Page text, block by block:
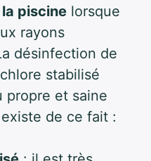
piscine lorsque
rayons
désinfection de
stabilisé
propre et saine
de ce fait :